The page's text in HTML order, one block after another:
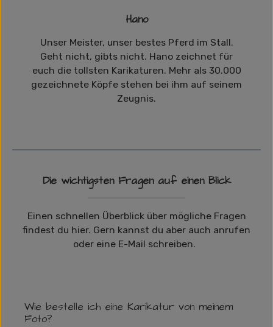
Hano
Unser Meister, unser bestes Pferd im Stall.
Geht nicht, gibts nicht. Hano zeichnet für
euch die tollsten Karikaturen. Mehr als 30.000
gezeichnete Köpfe stehen bei ihm auf seinem
Zeugnis.
Die wichtigsten Fragen auf einen Blick
Einen schnellen Überblick über mögliche Fragen
findest du hier. Gern kannst du aber auch anrufen
oder eine E-Mail schreiben.
Wie bestelle ich eine Karikatur von meinem
Foto?